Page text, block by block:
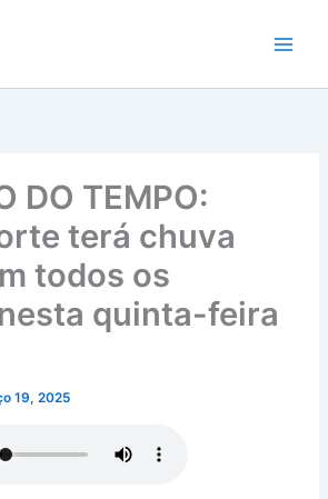
DO TEMPO:
terá chuva
todos os
quinta-feira
19, 2025